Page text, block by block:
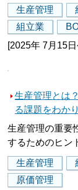
生産管理
組立業
[2025年 7月15日
生産管理とは
る課題をわか
生産管理の重要
するためのヒン
生産管理
原価管理